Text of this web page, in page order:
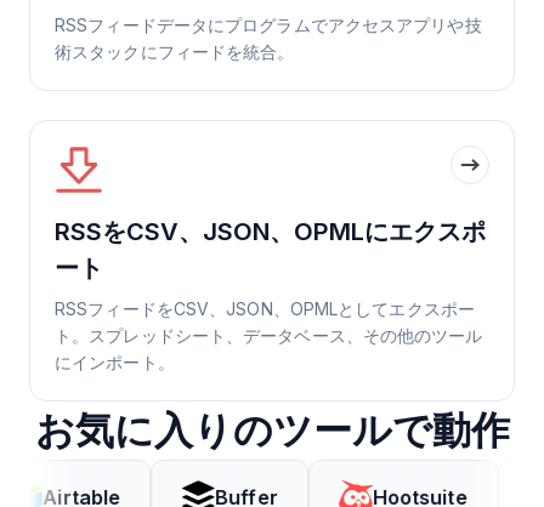
RSSフィードデータにプログラムでアクセスアプリや技
術スタックにフィードを統合。
RSSをCSV、JSON、OPMLにエクスポ
ート
RSSフィードをCSV、JSON、OPMLとしてエクスポー
ト。スプレッドシート、データベース、その他のツール
にインポート。
お気に入りのツールで動作
Buffer Hootsuite